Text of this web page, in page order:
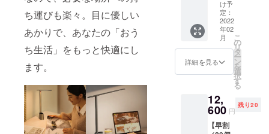
ち運びも楽々。目に優しい
あかりで、あなたの「おう
ち生活」をもっと快適にし
ます。
価格
14,000
円（税
込/送料
込）の
12%OF
F ※色は
グレー
イトか
らお選
びいた
だけま
け予
定：
2022
年02
月
詳細を見る
こ
の
リ
タ
ー
ン
を
選
択
す
る
12,
600 円
残り20
【早割